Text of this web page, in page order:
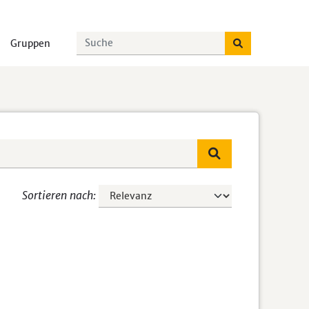
Gruppen
Sortieren nach